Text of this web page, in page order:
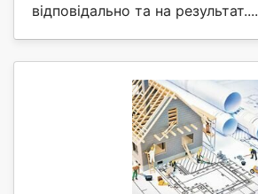
відповідально та на результат....